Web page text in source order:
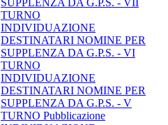
SUPPLENZA DA G.P.S. - VII
TURNO
INDIVIDUAZIONE
DESTINATARI NOMINE PER
SUPPLENZA DA G.P.S. - VI
TURNO
INDIVIDUAZIONE
DESTINATARI NOMINE PER
SUPPLENZA DA G.P.S. - V
TURNO Pubblicazione